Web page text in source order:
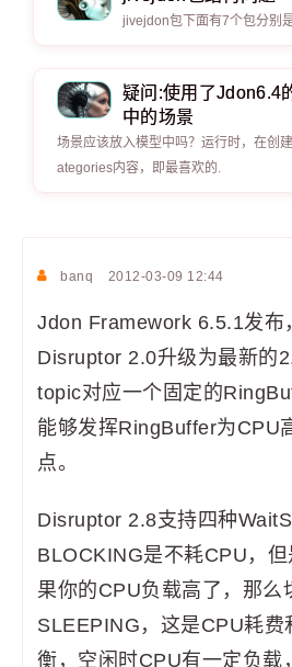
jivejdon包下面有7个包分别
疑问:使用了Jdon6.4
中的场景
场景应该放入模型中吗？运行时，在创
ategories内容，即最喜欢的.
banq 2012-03-09 12:44
Jdon Framework 6.5.1发布
Disruptor 2.0升级为最新的
topic对应一个固定的
能够发挥RingBuffer为CPU
点。
Disruptor 2.8支持四种
BLOCKING是不耗CPU，
果你的CPU负载高了，那么
SLEEPING，这是CPU耗费
衡，空闲时CPU有一定负载